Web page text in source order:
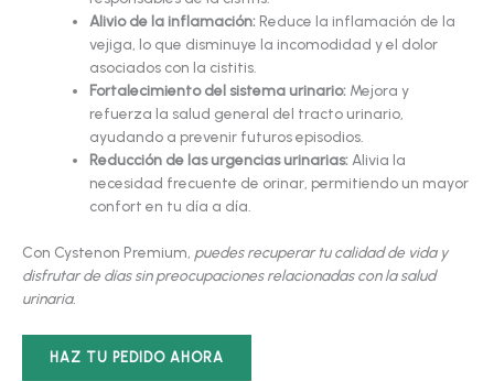
Alivio de la inflamación: Reduce la inflamación de la
vejiga, lo que disminuye la incomodidad y el dolor
asociados con la cistitis.
Fortalecimiento del sistema urinario: Mejora y
refuerza la salud general del tracto urinario,
ayudando a prevenir futuros episodios.
Reducción de las urgencias urinarias:Alivia la
necesidad frecuente de orinar, permitiendo un mayor
confort en tu día a día.
Con Cystenon Premium, puedes recuperar tu calidad de vida y
disfrutar de días sin preocupaciones relacionadas con la salud
urinaria.
HAZ TU PEDIDO AHORA